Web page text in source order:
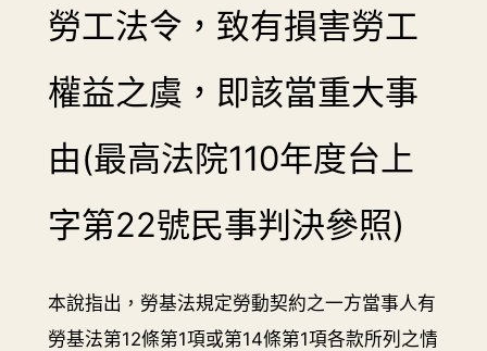
勞工法令，致有損害勞工
權益之虞，即該當重大事
由(最高法院110年度台上
字第22號民事判決參照)
本說指出，勞基法規定勞動契約之一方當事人有
勞基法第12條第1項或第14條第1項各款所列之情